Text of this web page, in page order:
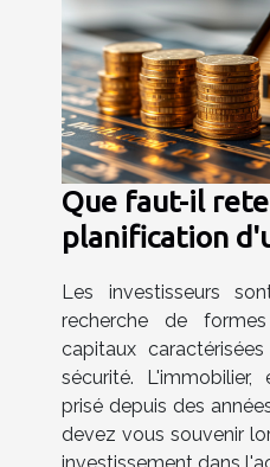
Que faut-il
planification
maison ?
Les investisseurs
recherche de
capitaux
sécurité.
prisé depuis des
devez vous souvenir